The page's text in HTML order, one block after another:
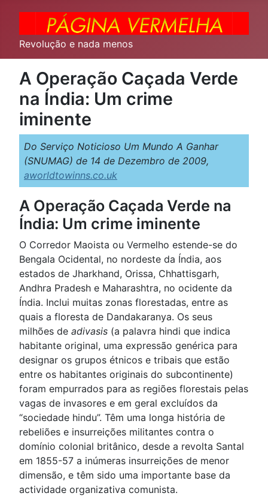
Revolução e nada menos
A Operação Caçada Verde
na Índia: Um crime
iminente
Do Serviço Noticioso Um Mundo A Ganhar
(SNUMAG) de 14 de Dezembro de 2009,
aworldtowinns.co.uk
A Operação Caçada Verde na
Índia: Um crime iminente
O Corredor Maoista ou Vermelho estende-se do
Bengala Ocidental, no nordeste da Índia, aos
estados de Jharkhand, Orissa, Chhattisgarh,
Andhra Pradesh e Maharashtra, no ocidente da
Índia. Inclui muitas zonas florestadas, entre as
quais a floresta de Dandakaranya. Os seus
milhões de adivasis (a palavra hindi que indica
habitante original, uma expressão genérica para
designar os grupos étnicos e tribais que estão
entre os habitantes originais do subcontinente)
foram empurrados para as regiões florestais pelas
vagas de invasores e em geral excluídos da
“sociedade hindu”. Têm uma longa história de
rebeliões e insurreições militantes contra o
domínio colonial britânico, desde a revolta Santal
em 1855-57 a inúmeras insurreições de menor
dimensão, e têm sido uma importante base da
actividade organizativa comunista.